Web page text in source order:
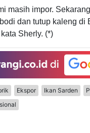
masih impor.
dan tutup kaleng
Sherly. (*)
Ekspor Ikan Sarden